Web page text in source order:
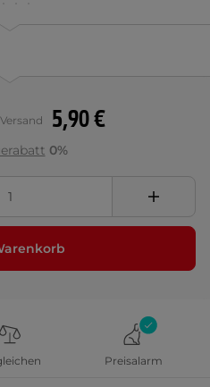
5,90 €
0%
Preisalarm